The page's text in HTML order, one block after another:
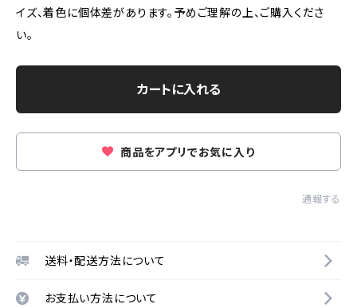
イズ、着色に個体差があります。予めご理解の上、ご購入くださ
い。
カートに入れる
商品をアプリでお気に入り
通報する
送料・配送方法について
お支払い方法について